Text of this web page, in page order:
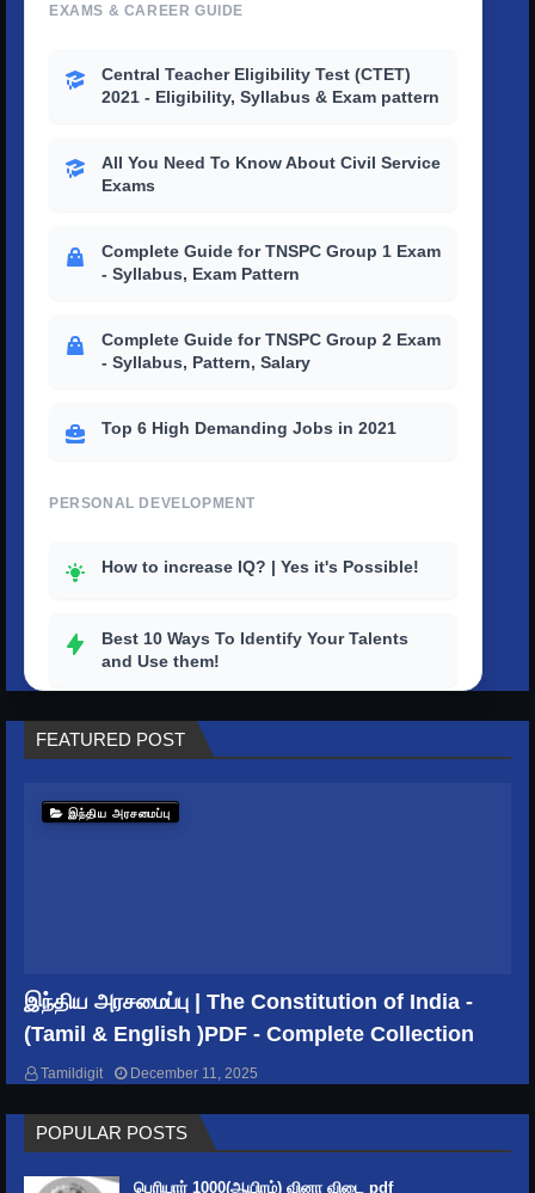
EXAMS & CAREER GUIDE
Central Teacher Eligibility Test (CTET)
2021 - Eligibility, Syllabus & Exam pattern
All You Need To Know About Civil Service
Exams
Complete Guide for TNSPC Group 1 Exam
- Syllabus, Exam Pattern
Complete Guide for TNSPC Group 2 Exam
- Syllabus, Pattern, Salary
Top 6 High Demanding Jobs in 2021
PERSONAL DEVELOPMENT
How to increase IQ? | Yes it's Possible!
Best 10 Ways To Identify Your Talents
and Use them!
How to outstand others with a strong
personality?
Top 10 tips to improve your productivity
Keep Time Management
GENERAL KNOWLEDGE
India's Rivers and their Names, origin &
Length
FEATURED POST
இந்திய அரசமைப்பு
இந்திய அரசமைப்பு | The Constitution of India -
(Tamil & English )PDF - Complete Collection
Tamildigit December 11, 2025
POPULAR POSTS
பெரியார் 1000(ஆயிரம்) வினா விடை pdf